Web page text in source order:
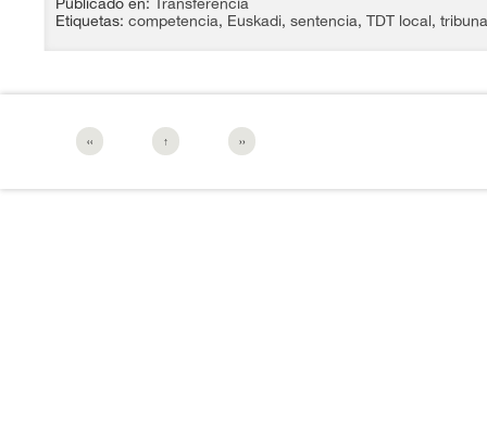
Etiquetas: competencia, Euskadi, sentencia, TDT local,
‹‹ ↑ ››